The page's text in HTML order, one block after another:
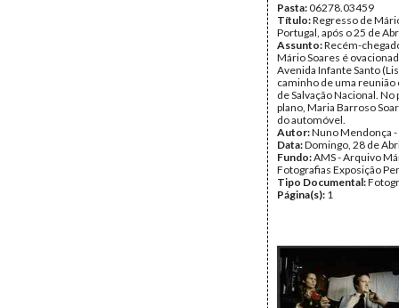
Pasta:06278.03459
Título:Regresso de
Portugal, após o 25 de
Assunto:Recém-
Mário Soares é
Avenida Infante Santo
caminho de uma reunião
de Salvação Nacional.
plano, Maria Barroso
do automóvel.
Autor:Nuno Mendonça -
Data:Domingo, 28 de
Fundo:AMS - Arquivo
Fotografias Exposição
Tipo Documental:
Página(s): 1